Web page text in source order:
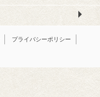
プライバシーポリシー